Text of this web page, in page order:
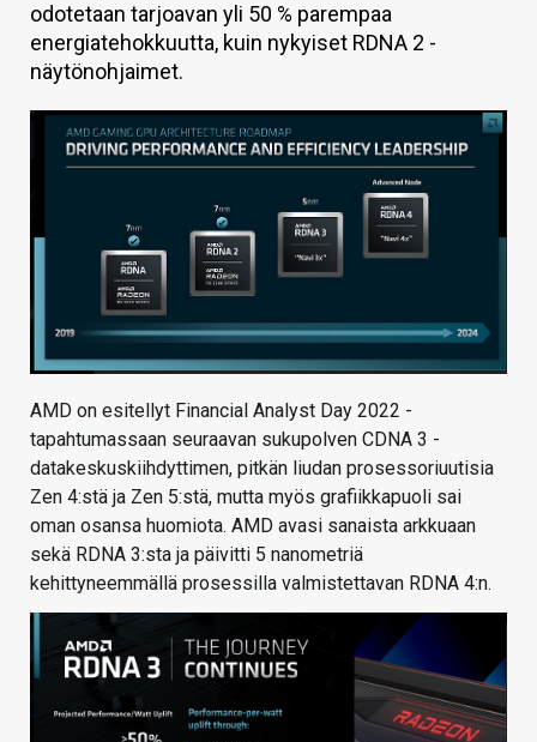
HINTA.FI
KAUPPA
VAIHDA TEEMA
odotetaan tarjoavan yli 50 % parempaa
energiatehokkuutta, kuin nykyiset RDNA 2 -
näytönohjaimet.
AMD on esitellyt Financial Analyst Day 2022 -
tapahtumassaan seuraavan sukupolven CDNA 3 -
datakeskuskiihdyttimen, pitkän liudan prosessoriuutisia
Zen 4:stä ja Zen 5:stä, mutta myös grafiikkapuoli sai
oman osansa huomiota. AMD avasi sanaista arkkuaan
sekä RDNA 3:sta ja päivitti 5 nanometriä
kehittyneemmällä prosessilla valmistettavan RDNA 4:n.